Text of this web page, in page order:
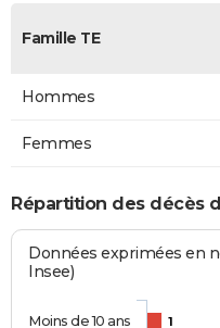
Famille TE
Hommes
Femmes
Répartition des décès
Données exprimées en
Insee)
1
Moins de 10 ans